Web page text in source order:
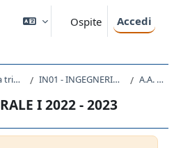
Ospite Accedi
Laurea triennale (DM270) IN01 - INGEGNERIA CIVILE E AMBIENTALE A.A. 2022 - 2023
I 2022 - 2023